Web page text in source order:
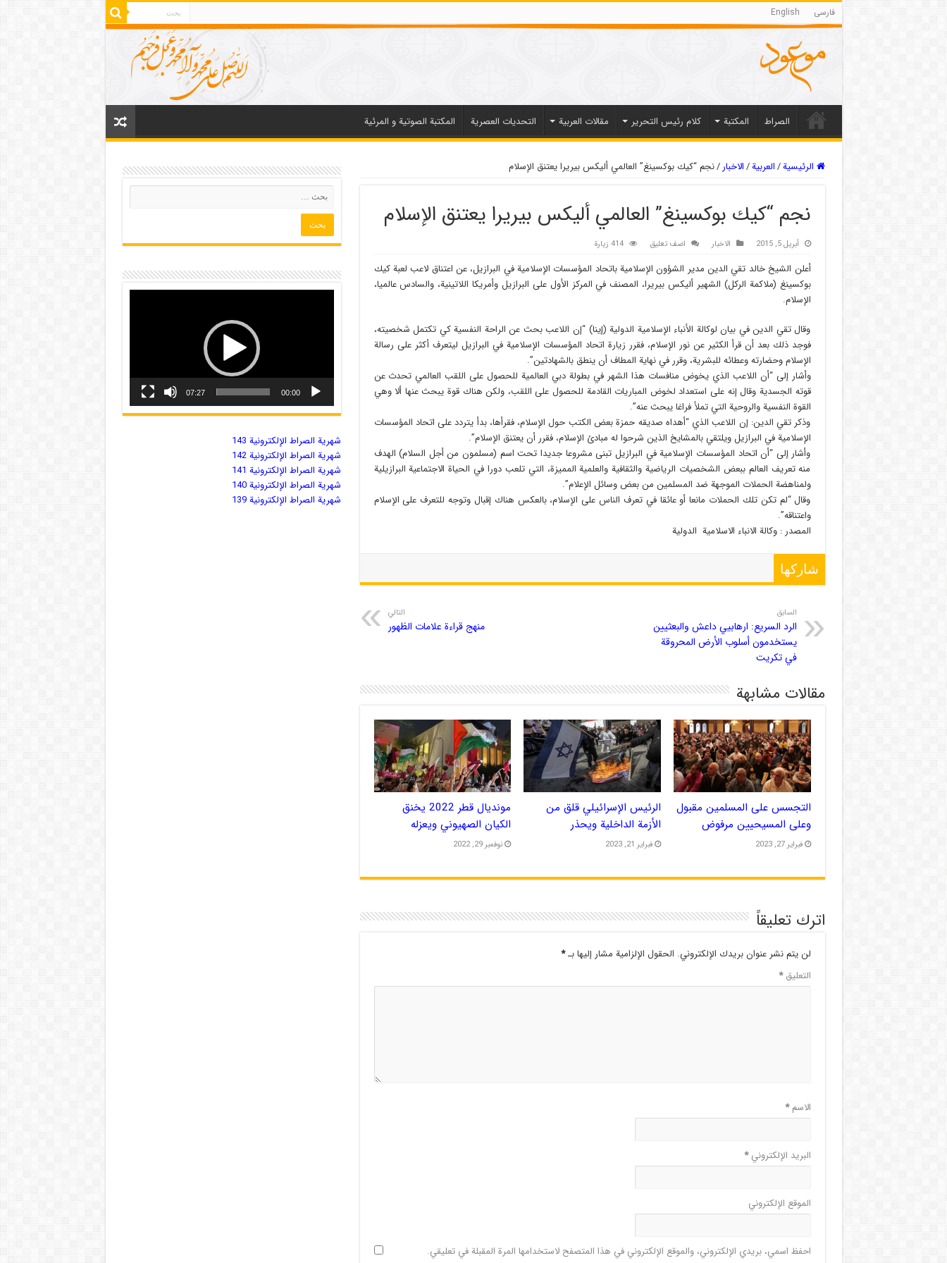
فارسی English
الصراط المکتبة كلام رئيس التحرير مقالات العربیة التحديات العصرية المكتبة الصوتية و المرئية
الرئيسية/العربیة/الاخبار /نجم “كيك بوكسينغ” العالمي أليكس بيريرا يعتنق الإسلام
نجم “كيك بوكسينغ” العالمي أليكس بيريرا يعتنق الإسلام
أبريل 5, 2015 الاخبار اضف تعليق 414 زيارة
أعلن الشيخ خالد تقي الدين مدير الشؤون الإسلامية باتحاد المؤسسات الإسلامية في البرازيل، عن اعتناق لاعب لعبة كيك
بوكسينغ (ملاكمة الركل) الشهير أليكس بيريرا، المصنف في المركز الأول على البرازيل وأمريكا اللاتينية، والسادس عالميا،
الإسلام.
وقال تقي الدين في بيان لوكالة الأنباء الإسلامية الدولية (إينا) “إن اللاعب بحث عن الراحة النفسية كي تكتمل شخصيته،
فوجد ذلك بعد أن قرأ الكثير عن نور الإسلام، فقرر زيارة اتحاد المؤسسات الإسلامية في البرازيل ليتعرف أكثر على رسالة
الإسلام وحضارته وعطائه للبشرية، وقرر في نهاية المطاف أن ينطق بالشهادتين”.
وأشار إلى “أن اللاعب الذي يخوض منافسات هذا الشهر في بطولة دبي العالمية للحصول على اللقب العالمي تحدث عن
قوته الجسدية وقال إنه على استعداد لخوض المباريات القادمة للحصول على اللقب، ولكن هناك قوة يبحث عنها ألا وهي
القوة النفسية والروحية التي تملأ فراغا يبحث عنه”.
وذكر تقي الدين: إن اللاعب الذي “أهداه صديقه حمزة بعض الكتب حول الإسلام، فقرأها، بدأ يتردد على اتحاد المؤسسات
الإسلامية في البرازيل ويلتقي بالمشايخ الذين شرحوا له مبادئ الإسلام، فقرر أن يعتنق الإسلام”.
وأشار إلى “أن اتحاد المؤسسات الإسلامية في البرازيل تبنى مشروعا جديدا تحت اسم (مسلمون من أجل السلام) الهدف
منه تعريف العالم ببعض الشخصيات الرياضية والثقافية والعلمية المميزة، التي تلعب دورا في الحياة الاجتماعية البرازيلية
ولمناهضة الحملات الموجهة ضد المسلمين من بعض وسائل الإعلام”.
وقال “لم تكن تلك الحملات مانعا أو عائقا في تعرف الناس على الإسلام، بالعكس هناك إقبال وتوجه للتعرف على الإسلام
واعتناقه”.
المصدر : وكالة الانباء الاسلامية الدولية
شاركها
السابق
الرد السريع: ارهابيي داعش والبعثيين
يستخدمون أسلوب الأرض المحروقة
في تكريت
التالي
منهج قراءة علامات الظهور
مقالات مشابهة
التجسس على المسلمين مقبول
وعلى المسيحيين مرفوض
فبراير 27, 2023
الرئيس الإسرائيلي قلق من
الأزمة الداخلية ويحذر
فبراير 21, 2023
مونديال قطر 2022 يخنق
الكيان الصهيوني ويعزله
نوفمبر 29, 2022
اترك تعليقاً
لن يتم نشر عنوان بريدك الإلكتروني. الحقول الإلزامية مشار إليها بـ*
التعليق*
الاسم*
البريد الإلكتروني*
الموقع الإلكتروني
احفظ اسمي، بريدي الإلكتروني، والموقع الإلكتروني في هذا المتصفح لاستخدامها المرة المقبلة في تعليقي.
00:00
07:27
شهریة الصراط الإلكترونية 143
شهریة الصراط الإلكترونية 142
شهریة الصراط الإلكترونية 141
شهریة الصراط الإلكترونية 140
شهریة الصراط الإلكترونية 139